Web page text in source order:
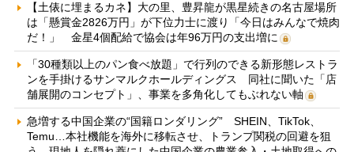
【土俵に埋まるカネ】大の里、豊昇龍が黒星続きの名古屋場所
は「懸賞金2826万円」が下位力士に渡り「今日はみんなで焼肉
だ！」 金星4個配給で協会は年96万円の支出増に
「30種類以上のパン食べ放題」で行列のできる新形態レストラ
ンを手掛けるサンマルクホールディングス 同社に聞いた「店
舗展開のコンセプト」、事業を多角化してもぶれない軸
急増する中国企業の“国籍ロンダリング” SHEIN、TikTok、
Temu…本社機能を海外に移転させ、トランプ関税の回避を狙